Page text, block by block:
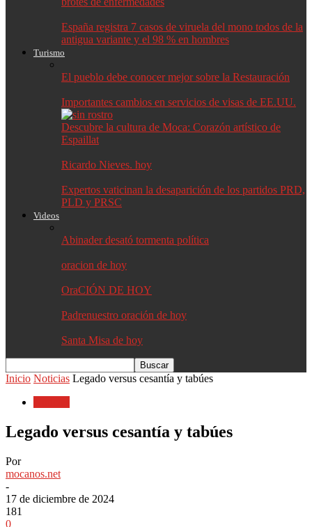
España registra 7 casos de viruela del mono todos de la
antigua variante y el 98 % en hombres
Turismo
El pueblo debe conocer mejor sobre la Restauración
Importantes cambios en servicios de visas de EE.UU.
Descubre la cultura de Moca: Corazón artístico de
Espaillat
Ricardo Nieves. hoy
Expertos vaticinan la desaparición de los partidos PRD,
PLD y PRSC
Videos
Abinader desató tormenta política
oracion de hoy
OraCIÓN DE HOY
Padrenuestro oración de hoy
Santa Misa de hoy
Inicio Noticias Legado versus cesantía y tabúes
Legado versus cesantía y tabúes
Por
mocanos.net
-
17 de diciembre de 2024
181
0